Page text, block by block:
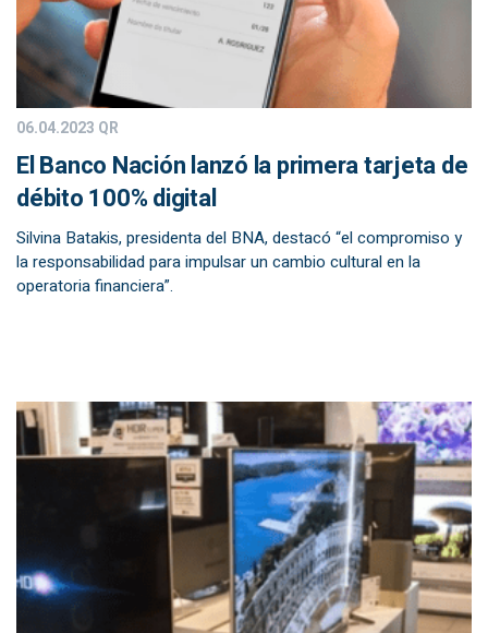
06.04.2023 QR
El Banco Nación lanzó la primera tarjeta de
débito 100% digital
Silvina Batakis, presidenta del BNA, destacó “el compromiso y
la responsabilidad para impulsar un cambio cultural en la
operatoria financiera”.